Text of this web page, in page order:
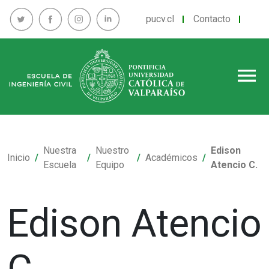
pucv.cl Contacto
menu
Inicio
Nuestra
Escuela
Nuestro
Equipo
Académicos
Edison
Atencio C.
Edison Atencio